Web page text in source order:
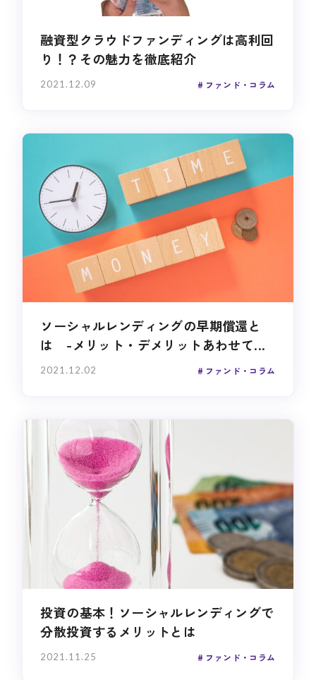
融資型クラウドファンディングは高利回
り！？その魅力を徹底紹介
2021.12.09 ファンド・コラム
ソーシャルレンディングの早期償還と
は -メリット・デメリットあわせて...
2021.12.02 ファンド・コラム
投資の基本！ソーシャルレンディングで
分散投資するメリットとは
2021.11.25 ファンド・コラム